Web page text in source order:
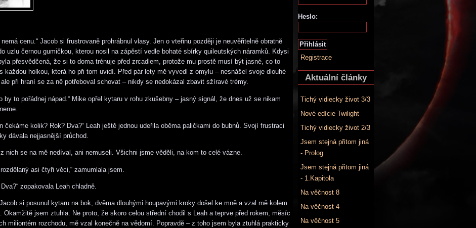
nemá cenu.“ Jacob si frustrovaně prohrábnul vlasy. Jen o vteřinu později je neuvěřitelně obratně
uzlu černou gumičkou, kterou nosil na zápěstí vedle bohaté sbírky quileutských náramků. Kdysi
přesvědčená, že si to doma trénuje před zrcadlem, protože mu prostě musí být jasné, co to
každou holkou, která ho při tom uvidí. Před pár lety mě vyvedl z omylu – nesnášel svoje dlouhé
při hraní se za ně potřeboval schovat – nikdy se nedokázal zbavit sžíravé trémy.
by to pořádnej nápad.“ Mike opřel kytaru v rohu zkušebny – jasný signál, že dnes už se nikam
čekáme kolik? Rok? Dva?“ Leah ještě jednou udeřila oběma paličkami do bubnů. Svojí frustraci
dávala nejjasnější průchod.
z nich se na mě nedíval, ani nemuseli. Všichni jsme věděli, na kom to celé vázne.
rozdělaný asi čtyři věci,“ zamumlala jsem.
Dva?“ zopakovala Leah chladně.
Jacob si posunul kytaru na bok, dvěma dlouhými houpavými kroky došel ke mně a vzal mě kolem
Okamžitě jsem ztuhla. Ne proto, že skoro celou střední chodil s Leah a teprve před rokem, měsíc
miliontém rozchodu, mě vzal konečně na vědomí. Popravdě – z toho jsem byla ztuhlá prakticky
Heslo:
Registrace
Aktuální články
Tichý vidiecky život 3/3
Nové edície Twilight
Tichý vidiecky život 2/3
Jsem stejná přitom jiná
- Prolog
Jsem stejná přitom jiná
- 1.Kapitola
Na věčnost 8
Na věčnost 4
Na věčnost 5